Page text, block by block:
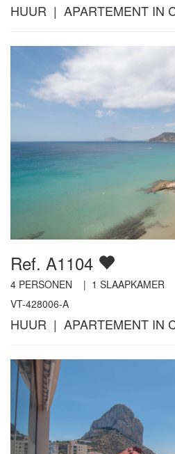
HUUR | APARTEMENT IN
Ref. A1104
4 PERSONEN | 1 SLAAPKAMER
VT-428006-A
HUUR | APARTEMENT IN